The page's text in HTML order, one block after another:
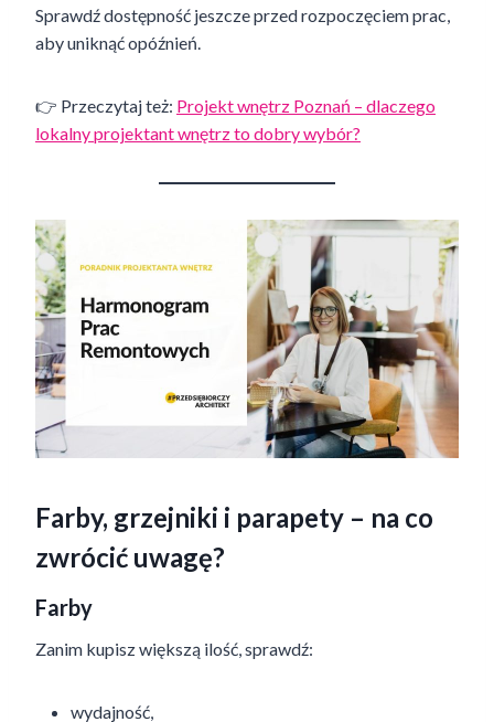
Sprawdź dostępność jeszcze przed rozpoczęciem prac,
aby uniknąć opóźnień.
👉 Przeczytaj też: Projekt wnętrz Poznań – dlaczego
lokalny projektant wnętrz to dobry wybór?
Farby, grzejniki i parapety – na co
zwrócić uwagę?
Farby
Zanim kupisz większą ilość, sprawdź:
wydajność,